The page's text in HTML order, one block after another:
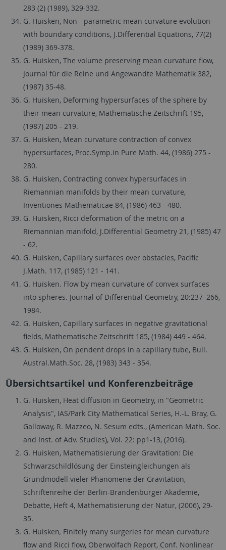
283 (2) (1989), 329-332.
G. Huisken, Non - parametric mean curvature evolution
with boundary conditions, J.Differential Equations, 77(2)
(1989) 369-378.
G. Huisken, The volume preserving mean curvature flow,
Journal für die Reine und Angewandte Mathematik 382,
(1987) 35-48.
G. Huisken, Deforming hypersurfaces of the sphere by
their mean curvature, Mathematische Zeitschrift 195,
(1987) 205 - 219.
G. Huisken, Mean curvature contraction of convex
hypersurfaces, Proc.Symp.in Pure Math. 44, (1986) 275 -
280.
G. Huisken, Contracting convex hypersurfaces in
Riemannian manifolds by their mean curvature,
Inventiones Mathematicae 84, (1986) 463 - 480.
G. Huisken, Ricci deformation of the metric on a
Riemannian manifold, J.Differential Geometry 21, (1985) 47
- 62.
G. Huisken, Capillary surfaces over obstacles, Pacific
J.Math. 117, (1985) 121 - 141.
G. Huisken. Flow by mean curvature of convex surfaces
into spheres. Journal of Differential Geometry, 20:237–266,
1984.
G. Huisken, Capillary surfaces in negative gravitational
fields, Mathematische Zeitschrift 185, (1984) 449 - 464.
G. Huisken, On pendent drops in a capillary tube, Bull.
Austral.Math.Soc. 28, (1983) 343 - 354.
Übersichtsartikel und Konferenzbeiträge
G. Huisken, Heat diffusion in Geometry, in "Geometric
Analysis", IAS/Park City Mathematical Series, H.-L. Bray, G.
Galloway, R. Mazzeo, N. Sesum edts., (American Math. Soc.
and Inst. of Adv. Studies), Vol. 22: pp1-13, (2016).
G. Huisken, Mathematisierung der Gravitation: Die
Schwarzschildlösung der Einsteingleichungen als
Grundmodell vieler Phänomene der Gravitation,
Schriftenreihe der Berlin-Brandenburger Akademie,
Debatte, Heft 4, Mathematisierung der Natur, (2006), 29-
35.
G. Huisken, Finitely many surgeries for mean curvature
flow and Ricci flow, Oberwolfach Report, Conf. Nonlinear